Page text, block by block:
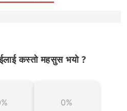
कस्तो महसुस भयो ?
0%